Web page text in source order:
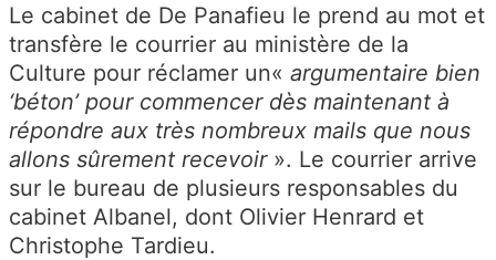
Le cabinet de De Panafieu le prend au mot et
transfère le courrier au ministère de la
Culture pour réclamer un« argumentaire bien
‘béton’ pour commencer dès maintenant à
répondre aux très nombreux mails que nous
allons sûrement recevoir». Le courrier arrive
sur le bureau de plusieurs responsables du
cabinet Albanel, dont Olivier Henrard et
Christophe Tardieu.